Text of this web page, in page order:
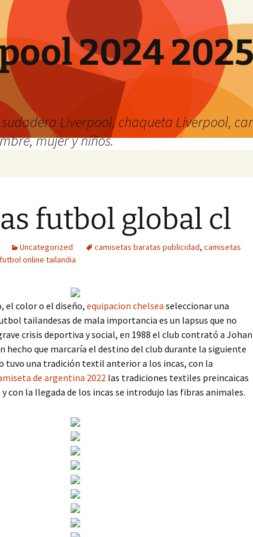
2024 2025 |
Liverpool, chaqueta Liverpool,
mujer y niños.
futbol global cl
Uncategorized camisetas baratas publicidad, camisetas
online tailandia
el color o el diseño, equipacion chelsea seleccionar una
tailandesas de mala importancia es un lapsus que no
crisis deportiva y social, en 1988 el club contrató a Johan
hecho que marcaría el destino del club durante la siguiente
tuvo una tradición textil anterior a los incas, con la
de argentina 2022 las tradiciones textiles preincaicas
con la llegada de los incas se introdujo las fibras animales.